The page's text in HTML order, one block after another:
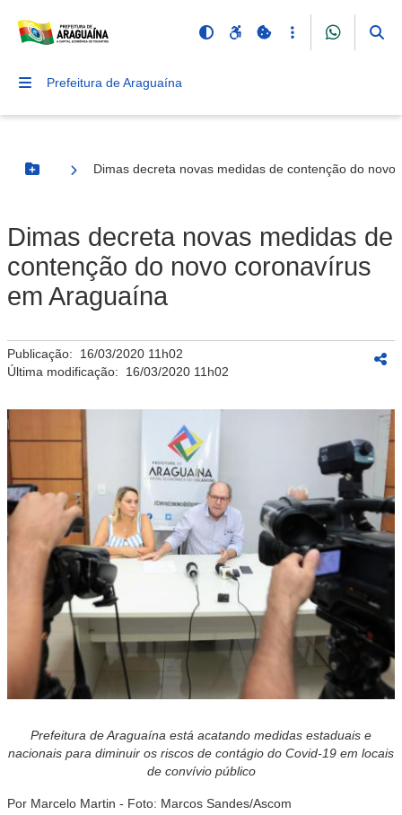
Prefeitura de Araguaína
Botão Menu
Dimas decreta novas medidas de contenção do
Dimas decreta novas medidas de
contenção do novo coronavírus
em Araguaína
Publicação: 16/03/2020 11h02
Última modificação: 16/03/2020 11h02
Prefeitura de Araguaína está acatando medidas estaduais e
nacionais para diminuir os riscos de contágio do Covid-19 em locais
de convívio público
Por Marcelo Martin - Foto: Marcos Sandes/Ascom